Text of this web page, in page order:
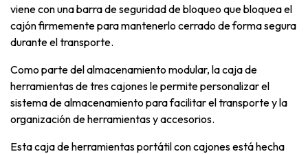
viene con una barra de seguridad de bloqueo que bloquea el
cajón firmemente para mantenerlo cerrado de forma segura
durante el transporte.
Como parte del almacenamiento modular, la caja de
herramientas de tres cajones le permite personalizar el
sistema de almacenamiento para facilitar el transporte y la
organización de herramientas y accesorios.
Esta caja de herramientas portátil con cajones está hecha